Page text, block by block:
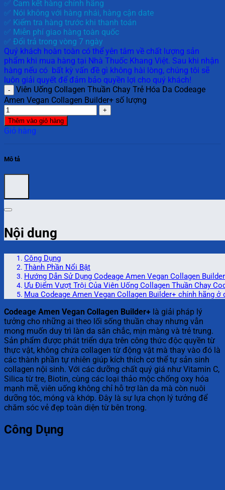
✅ Cam kết hàng chính hãng
✅ Nói không với hàng nhái, hàng cận date
✅ Kiểm tra hàng trước khi thanh toán
✅ Miễn phí giao hàng toàn quốc
✅ Đổi trả trong vòng 7 ngày
Quý khách hoàn toàn có thể yên tâm về chất lượng sản
phẩm khi mua hàng tại Nhà Thuốc Khang Việt. Sau khi nhận
hàng nếu có bất kỳ vấn đề gì không hài lòng, chúng tôi sẽ
luôn giải quyết để đảm bảo quyền lợi cho quý khách!
Viên Uống Collagen Thuần Chay Trẻ Hóa Da Codeage
Amen Vegan Collagen Builder+ số lượng
Thêm vào giỏ hàng
Giỏ hàng
Mô tả
Nội dung
Công Dụng
Thành Phần Nổi Bật
Hướng Dẫn Sử Dụng Codeage Amen Vegan Collagen
Ưu Điểm Vượt Trội Của Viên Uống Collagen Thuần Chay
Mua Codeage Amen Vegan Collagen Builder+ chính hãng ở
Codeage Amen Vegan Collagen Builder+ là giải pháp lý
tưởng cho những ai theo lối sống thuần chay nhưng vẫn
mong muốn duy trì làn da săn chắc, mịn màng và trẻ trung.
Sản phẩm được phát triển dựa trên công thức độc quyền từ
thực vật, không chứa collagen từ động vật mà thay vào đó là
các thành phần tự nhiên giúp kích thích cơ thể tự sản sinh
collagen nội sinh. Với các dưỡng chất quý giá như Vitamin C,
Silica từ tre, Biotin, cùng các loại thảo mộc chống oxy hóa
mạnh mẽ, viên uống không chỉ hỗ trợ làn da mà còn nuôi
dưỡng tóc, móng và khớp. Đây là sự lựa chọn lý tưởng để
chăm sóc vẻ đẹp toàn diện từ bên trong.
Công Dụng